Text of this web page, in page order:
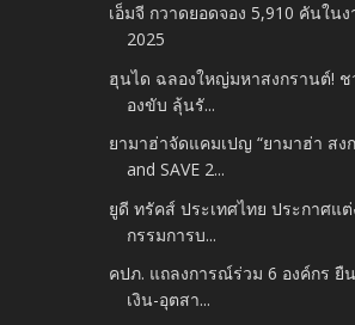
เอ็มจี กวาดยอดจอง 5,910 คันใน
2025
ฮุนได ฉลองใหญ่มหาสงกรานต์!
องขับ ลุ้นรั...
ยามาฮ่าจัดแคมเปญ “ยามาฮ่า สง
and SAVE 2...
ยูดี ทรัคส์ ประเทศไทย ประกาศแ
กรรมการบ...
คปภ. แถลงการณ์ร่วม 6 องค์กร ยื
เงิน-อุตสา...